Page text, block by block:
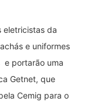
eletricistas da
e uniformes
e portarão uma
Getnet, que
Cemig para o